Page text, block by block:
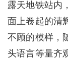
露天地铁站内
面上卷起的清
不顾的模样，
头语言等量齐